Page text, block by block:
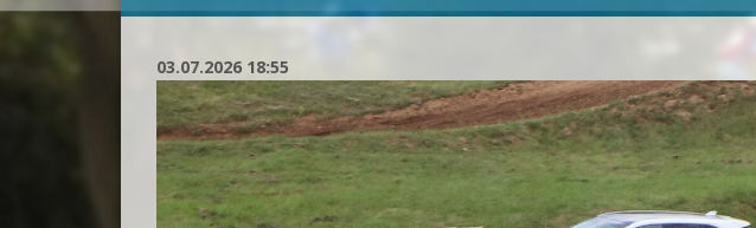
03.07.2026 18:55